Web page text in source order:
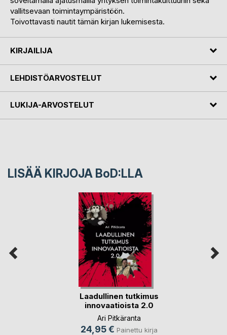
vallitsevaan toimintaympäristöön.
Toivottavasti nautit tämän kirjan lukemisesta.
KIRJAILIJA
LEHDISTÖARVOSTELUT
LUKIJA-ARVOSTELUT
LISÄÄ KIRJOJA BoD:LLA
Laadullinen tutkimus
innovaatioista 2.0
Ari Pitkäranta
24,95 € Painettu kirja